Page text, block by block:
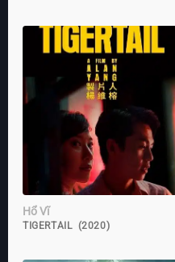
Hổ Vĩ
TIGERTAIL (2020)